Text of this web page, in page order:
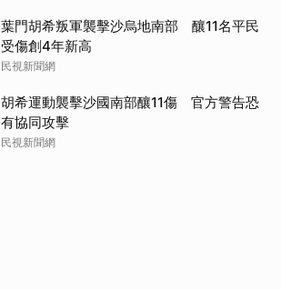
葉門胡希叛軍襲擊沙烏地南部 釀11名平民
受傷創4年新高
民視新聞網
胡希運動襲擊沙國南部釀11傷 官方警告恐
有協同攻擊
民視新聞網